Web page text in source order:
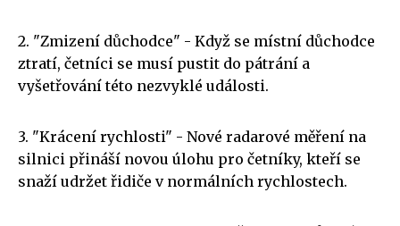
2. "Zmizení důchodce" - Když se místní důchodce
ztratí, četníci se musí pustit do pátrání a
vyšetřování této nezvyklé události.
3. "Krácení rychlosti" - Nové radarové měření na
silnici přináší novou úlohu pro četníky, kteří se
snaží udržet řidiče v normálních rychlostech.